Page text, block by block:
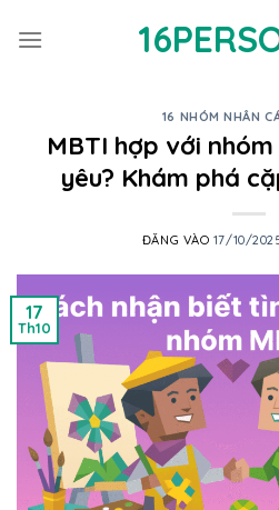
qua
16 NHÓM NHÂN
MBTI hợp với
yêu? Khám phá
ĐĂNG VÀO 17/10/
17
Th10